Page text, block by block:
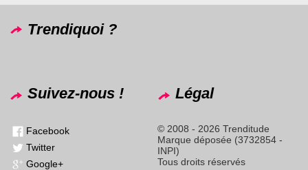
Trendiquoi ?
Suivez-nous !
Facebook
Twitter
Google+
Légal
© 2008 - 2026 Trenditude
Marque déposée (3732854 -
INPI)
Tous droits réservés